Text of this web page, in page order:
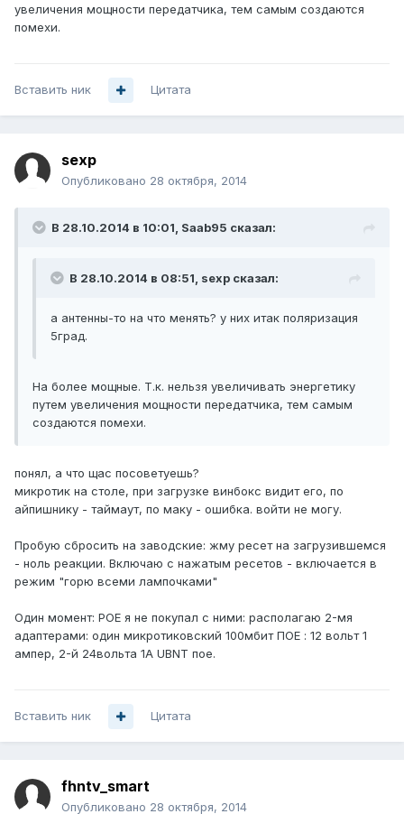
увеличения мощности передатчика, тем самым создаются
помехи.
Вставить ник Цитата
sexp
Опубликовано 28 октября, 2014
В 28.10.2014 в 10:01, Saab95 сказал:
В 28.10.2014 в 08:51, sexp сказал:
а антенны-то на что менять? у них итак поляризация
5град.
На более мощные. Т.к. нельзя увеличивать энергетику
путем увеличения мощности передатчика, тем самым
создаются помехи.
понял, а что щас посоветуешь?
микротик на столе, при загрузке винбокс видит его, по
айпишнику - таймаут, по маку - ошибка. войти не могу.
Пробую сбросить на заводские: жму ресет на загрузившемся
- ноль реакции. Включаю с нажатым ресетов - включается в
режим "горю всеми лампочками"
Один момент: POE я не покупал с ними: располагаю 2-мя
адаптерами: один микротиковский 100мбит ПОЕ : 12 вольт 1
ампер, 2-й 24вольта 1А UBNT пое.
Вставить ник Цитата
fhntv_smart
Опубликовано 28 октября, 2014